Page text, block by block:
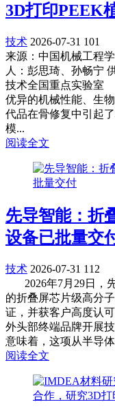
3D打印PEEK
技术 2026-07-31 101
来源：中国机械工程
人：彭思琦、孙畅宁
技术全国重点实验
优异的机械性能、生
代品在骨修复中引起
模...
阅读全文
先导智能：折
设备已批量交
技术 2026-07-31 112
2026年7月29日，
的折叠屏芯片级高分
证，并获客户高度认
外头部终端品牌开展
意味着，这项从半导
阅读全文